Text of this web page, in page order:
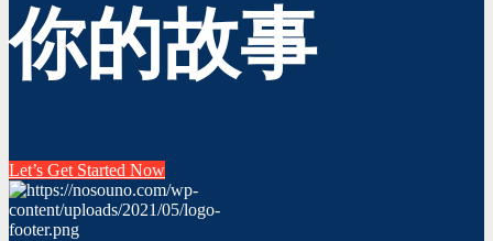
你的故事
Let’s Get Started Now